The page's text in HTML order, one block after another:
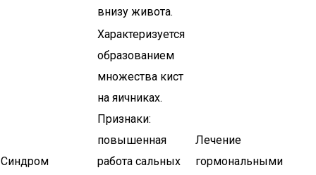
внизу живота.
Синдром
Характеризуется
образованием
множества кист
на яичниках.
Признаки:
повышенная
работа сальных
Лечение
гормональными